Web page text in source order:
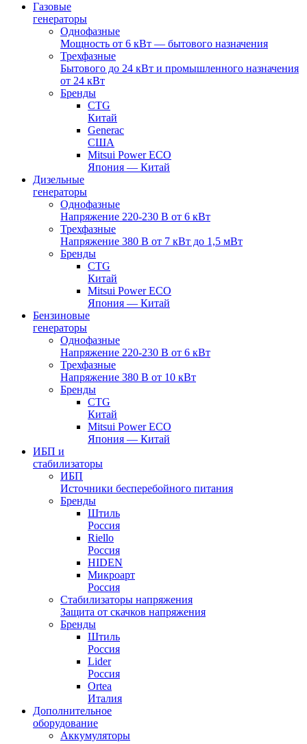
Газовые
генераторы
Однофазные
Мощность от 6 кВт — бытового назначения
Трехфазные
Бытового до 24 кВт и промышленного назначения
от 24 кВт
Бренды
CTG
Китай
Generac
США
Mitsui Power ECO
Япония — Китай
Дизельные
генераторы
Однофазные
Напряжение 220-230 В от 6 кВт
Трехфазные
Напряжение 380 В от 7 кВт до 1,5 мВт
Бренды
CTG
Китай
Mitsui Power ECO
Япония — Китай
Бензиновые
генераторы
Однофазные
Напряжение 220-230 В от 6 кВт
Трехфазные
Напряжение 380 В от 10 кВт
Бренды
CTG
Китай
Mitsui Power ECO
Япония — Китай
ИБП и
стабилизаторы
ИБП
Источники бесперебойного питания
Бренды
Штиль
Россия
Riello
Россия
HIDEN
Микроарт
Россия
Стабилизаторы напряжения
Защита от скачков напряжения
Бренды
Штиль
Россия
Lider
Россия
Ortea
Италия
Дополнительное
оборудование
Аккумуляторы